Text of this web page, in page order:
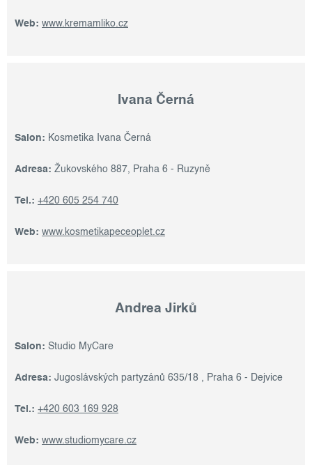
Web: www.kremamliko.cz
Ivana Černá
Salon: Kosmetika Ivana Černá
Adresa: Žukovského 887, Praha 6 - Ruzyně
Tel.: +420 605 254 740
Web: www.kosmetikapeceoplet.cz
Andrea Jirků
Salon: Studio MyCare
Adresa: Jugoslávských partyzánů 635/18 , Praha 6 - Dejvice
Tel.: +420 603 169 928
Web: www.studiomycare.cz